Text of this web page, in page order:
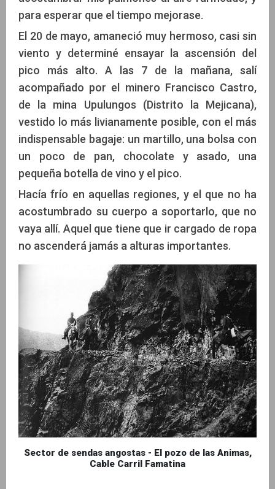
para esperar que el tiempo mejorase.
El 20 de mayo, amaneció muy hermoso, casi sin
viento y determiné ensayar la ascensión del
pico más alto. A las 7 de la mañana, salí
acompañado por el minero Francisco Castro,
de la mina Upulungos (Distrito la Mejicana),
vestido lo más livianamente posible, con el más
indispensable bagaje: un martillo, una bolsa con
un poco de pan, chocolate y asado, una
pequeña botella de vino y el pico.
Hacía frío en aquellas regiones, y el que no ha
acostumbrado su cuerpo a soportarlo, que no
vaya allí. Aquel que tiene que ir cargado de ropa
no ascenderá jamás a alturas importantes.
Sector de sendas angostas - El pozo de las Animas,
Cable Carril Famatina